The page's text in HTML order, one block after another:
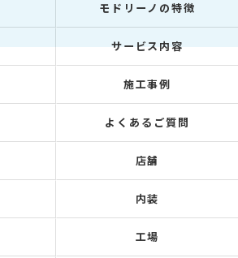
モドリーノの特徴
サービス内容
施工事例
よくあるご質問
店舗
内装
工場